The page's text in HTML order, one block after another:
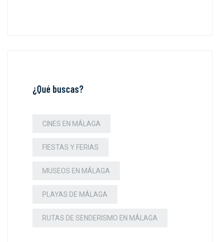
¿Qué buscas?
CINES EN MÁLAGA
FIESTAS Y FERIAS
MUSEOS EN MÁLAGA
PLAYAS DE MÁLAGA
RUTAS DE SENDERISMO EN MÁLAGA